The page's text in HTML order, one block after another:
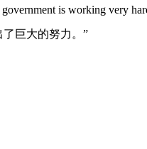
is working very
巨大的努力。”